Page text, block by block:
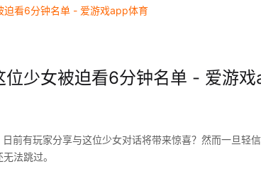
迫看6分钟名单 - 爱游戏app体育
位少女被迫看6分钟名单 - 爱游
有玩家分享与这位少女对话将带来惊喜？然而一旦轻
法跳过。